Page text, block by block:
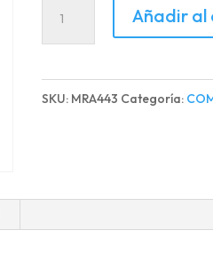
ADMISION
200
Añadir al
SKU: MRA443 Categoría: